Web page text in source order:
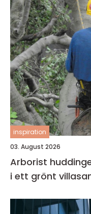
inspiration
03. August 2026
Arborist huddinge trygg och hållbar
i ett grönt